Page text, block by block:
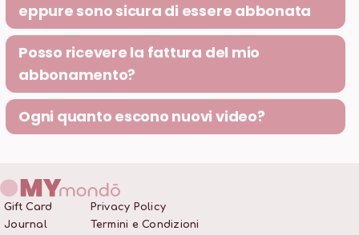
eppure sono sicura di essere abbonata
Posso ricevere la fattura del mio
abbonamento?
Ogni quanto escono nuovi video?
Gift Card
Journal
Privacy Policy
Termini e Condizioni